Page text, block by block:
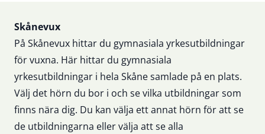
Sidfot
Skånevux
På Skånevux hittar du gymnasiala yrkesutbildningar
för vuxna. Här hittar du gymnasiala
yrkesutbildningar i hela Skåne samlade på en plats.
Välj det hörn du bor i och se vilka utbildningar som
finns nära dig. Du kan välja ett annat hörn för att se
de utbildningarna eller välja att se alla